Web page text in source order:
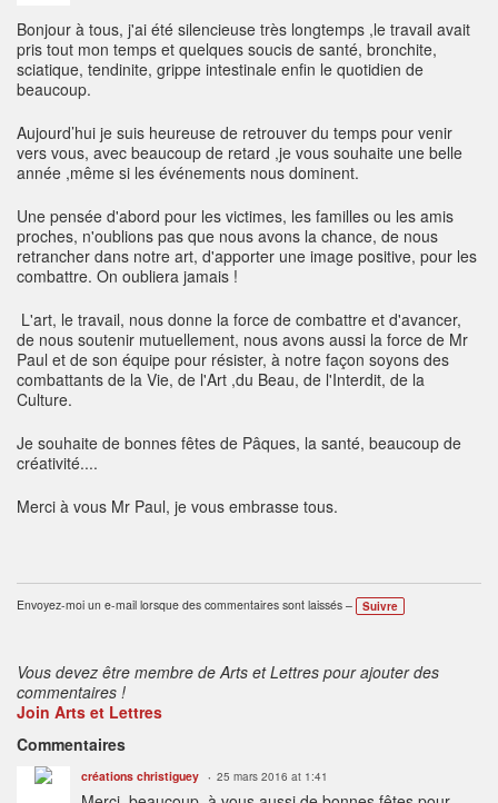
Bonjour à tous, j'ai été silencieuse très longtemps ,le travail avait
pris tout mon temps et quelques soucis de santé, bronchite,
sciatique, tendinite, grippe intestinale enfin le quotidien de
beaucoup.
Aujourd’hui je suis heureuse de retrouver du temps pour venir
vers vous, avec beaucoup de retard ,je vous souhaite une belle
année ,même si les événements nous dominent.
Une pensée d'abord pour les victimes, les familles ou les amis
proches, n'oublions pas que nous avons la chance, de nous
retrancher dans notre art, d'apporter une image positive, pour les
combattre. On oubliera jamais !
L'art, le travail, nous donne la force de combattre et d'avancer,
de nous soutenir mutuellement, nous avons aussi la force de Mr
Paul et de son équipe pour résister, à notre façon soyons des
combattants de la Vie, de l'Art ,du Beau, de l'Interdit, de la
Culture.
Je souhaite de bonnes fêtes de Pâques, la santé, beaucoup de
créativité....
Merci à vous Mr Paul, je vous embrasse tous.
Envoyez-moi un e-mail lorsque des commentaires sont laissés – Suivre
Vous devez être membre de Arts et Lettres pour ajouter des
commentaires !
Join Arts et Lettres
Commentaires
créations christiguey 25 mars 2016 at 1:41